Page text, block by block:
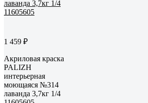
1 459 ₽
Акриловая краска
PALIZH
интерьерная
моющаяся №314
лаванда 3,7кг 1/4